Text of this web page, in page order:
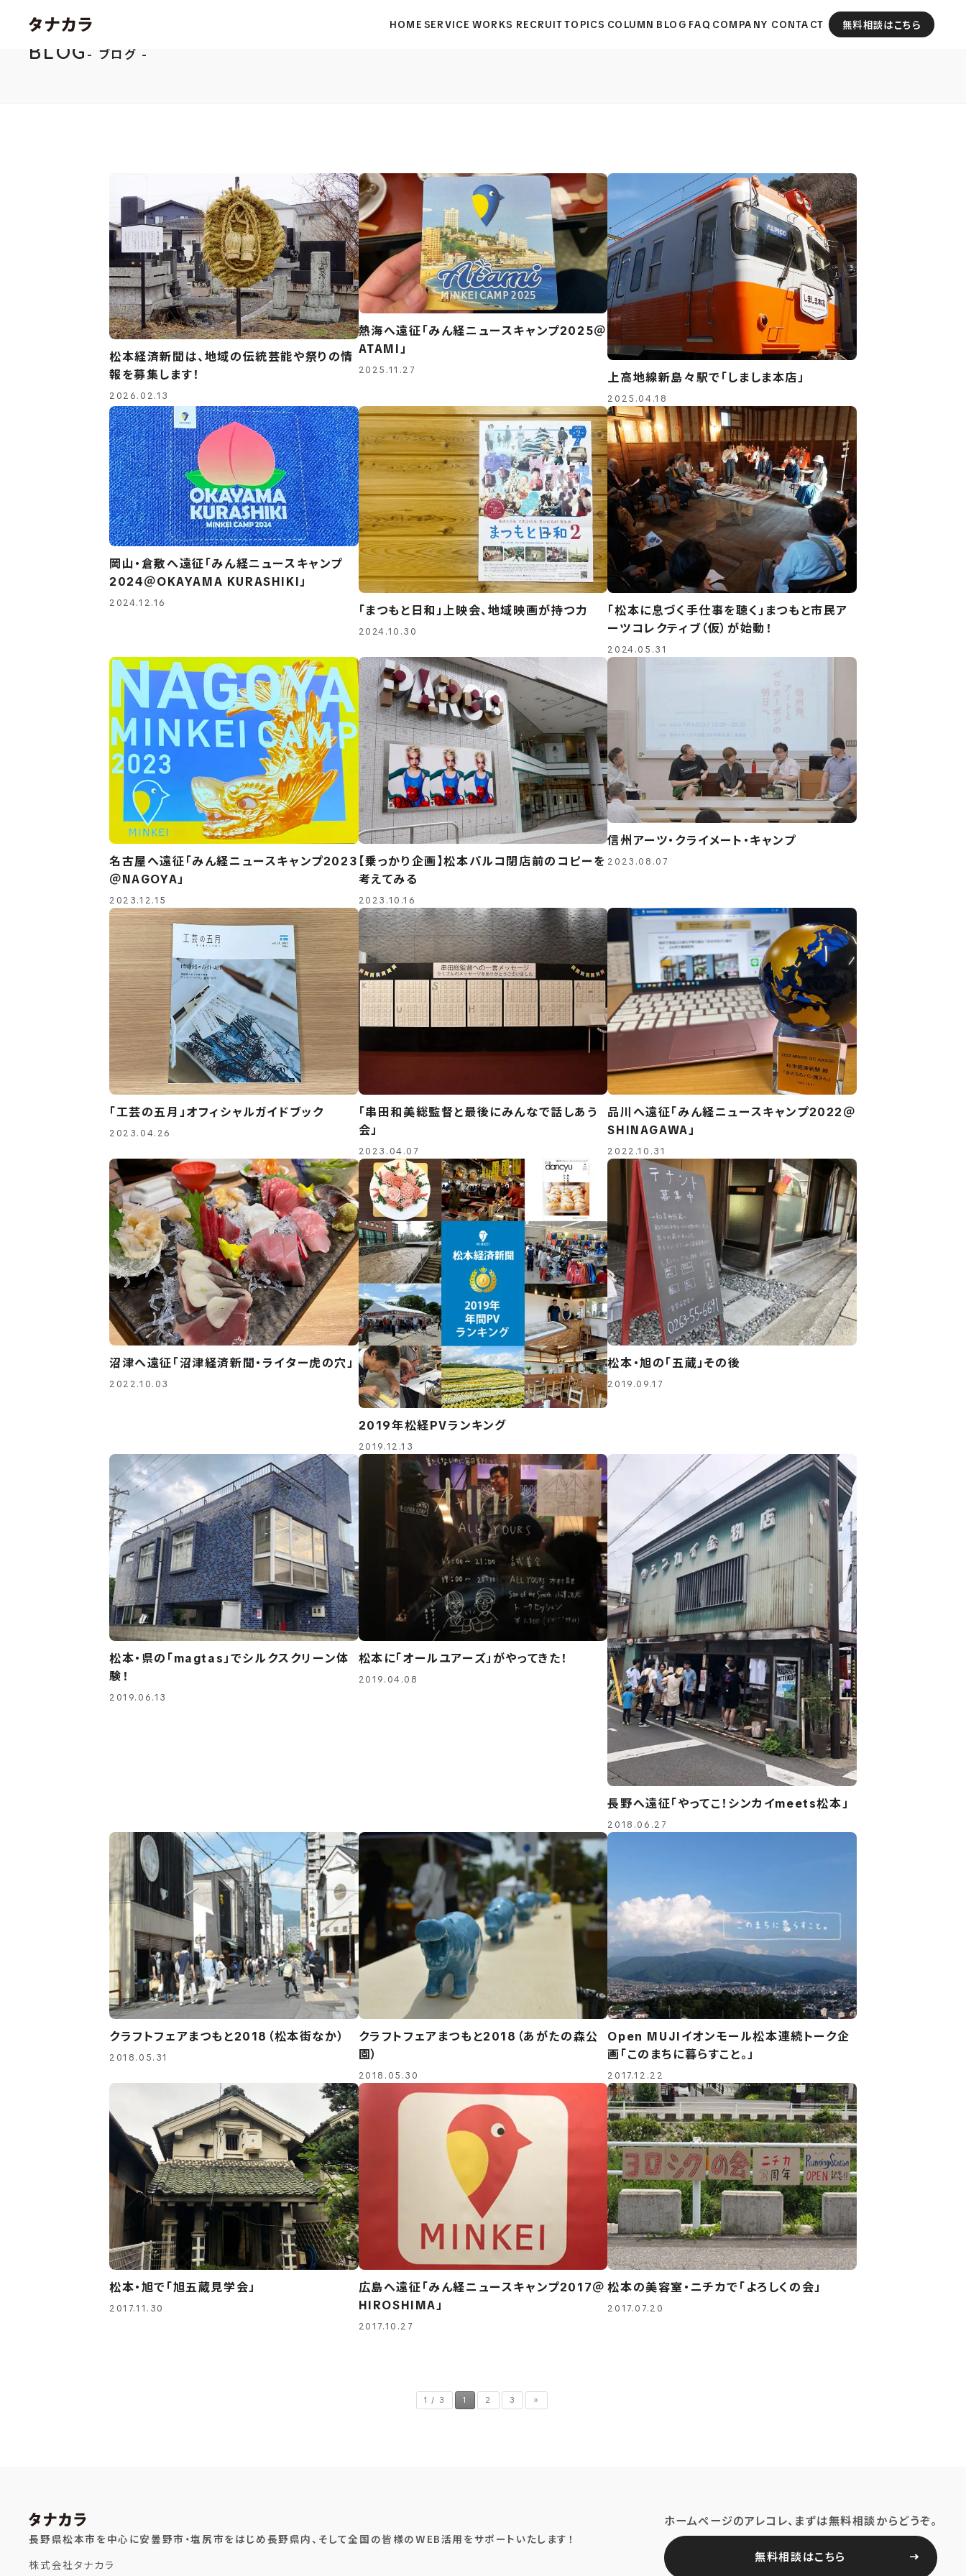
HOME SERVICE WORKS RECRUIT TOPICS COLUMN BLOG FAQ COMPANY CONTACT 無料相談はこちら
BLOG ブログ
松本経済新聞は、地域の伝統芸能や祭りの情
報を募集します！
2026.02.13
熱海へ遠征「みん経ニュースキャンプ2025＠
ATAMI」
2025.11.27 上高地線新島々駅で「しましま本店」
2025.04.18
岡山・倉敷へ遠征「みん経ニュースキャンプ
2024＠OKAYAMA KURASHIKI」
2024.12.16 「まつもと日和」上映会、地域映画が持つ力
2024.10.30
「松本に息づく手仕事を聴く」まつもと市民ア
ーツコレクティブ（仮）が始動！
2024.05.31
名古屋へ遠征「みん経ニュースキャンプ2023
＠NAGOYA」
2023.12.15
【乗っかり企画】松本パルコ閉店前のコピーを
考えてみる
2023.10.16
信州アーツ・クライメート・キャンプ
2023.08.07
「工芸の五月」オフィシャルガイドブック
2023.04.26
「串田和美総監督と最後にみんなで話しあう
会」
2023.04.07
品川へ遠征「みん経ニュースキャンプ2022＠
SHINAGAWA」
2022.10.31
沼津へ遠征「沼津経済新聞・ライター虎の穴」
2022.10.03
2019年松経PVランキング
2019.12.13
松本・旭の「五蔵」その後
2019.09.17
松本・県の「magtas」でシルクスクリーン体
験！
2019.06.13
松本に「オールユアーズ」がやってきた！
2019.04.08
長野へ遠征「やってこ！シンカイmeets松本」
2018.06.27
クラフトフェアまつもと2018（松本街なか）
2018.05.31
クラフトフェアまつもと2018（あがたの森公
園）
2018.05.30
Open MUJIイオンモール松本連続トーク企
画「このまちに暮らすこと。」
2017.12.22
松本・旭で「旭五蔵見学会」
2017.11.30
広島へ遠征「みん経ニュースキャンプ2017＠
HIROSHIMA」
2017.10.27
松本の美容室・ニチカで「よろしくの会」
2017.07.20
1 / 3 1 2 3 »
長野県松本市を中心に安曇野市・塩尻市をはじめ長野県内、そして全国の皆様のWEB活用をサポートいたします！
株式会社タナカラ
ホームページのアレコレ、まずは無料相談からどうぞ。
無料相談はこちら